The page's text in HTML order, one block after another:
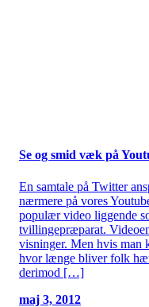
Se og smid væk på
En samtale på Twitter
nærmere på vores
populær video liggende
tvillingepræparat.
visninger. Men hvis man
hvor længe bliver folk
derimod […]
maj 3, 2012